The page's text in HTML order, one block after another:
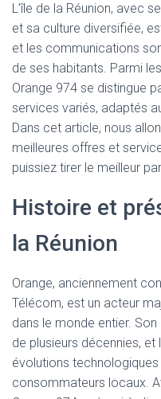
L’île de la Réunion, avec
et sa culture diversifiée,
et les communications
de ses habitants. Parmi
Orange 974 se distingue
services variés, adaptés
Dans cet article, nous
meilleures offres et
puissiez tirer le meilleur
Histoire et
la Réunion
Orange, anciennement
Télécom, est un acteur
dans le monde entier.
de plusieurs décennies, et
évolutions
consommateurs locaux.